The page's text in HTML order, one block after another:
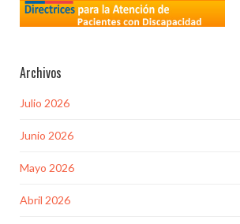
Archivos
Julio 2026
Junio 2026
Mayo 2026
Abril 2026